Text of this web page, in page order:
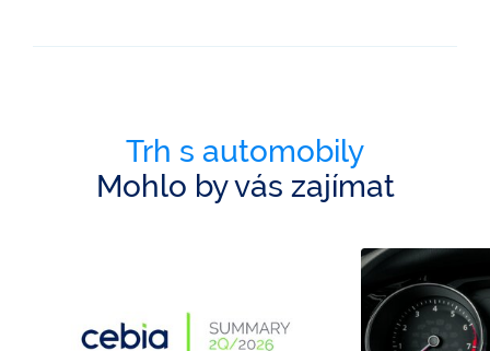
Trh s automobily
Mohlo by vás zajímat